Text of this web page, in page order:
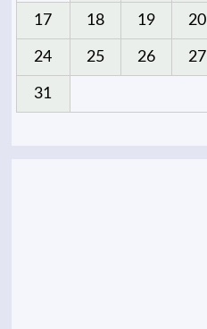
17 18 19 20
24 25 26 27
31